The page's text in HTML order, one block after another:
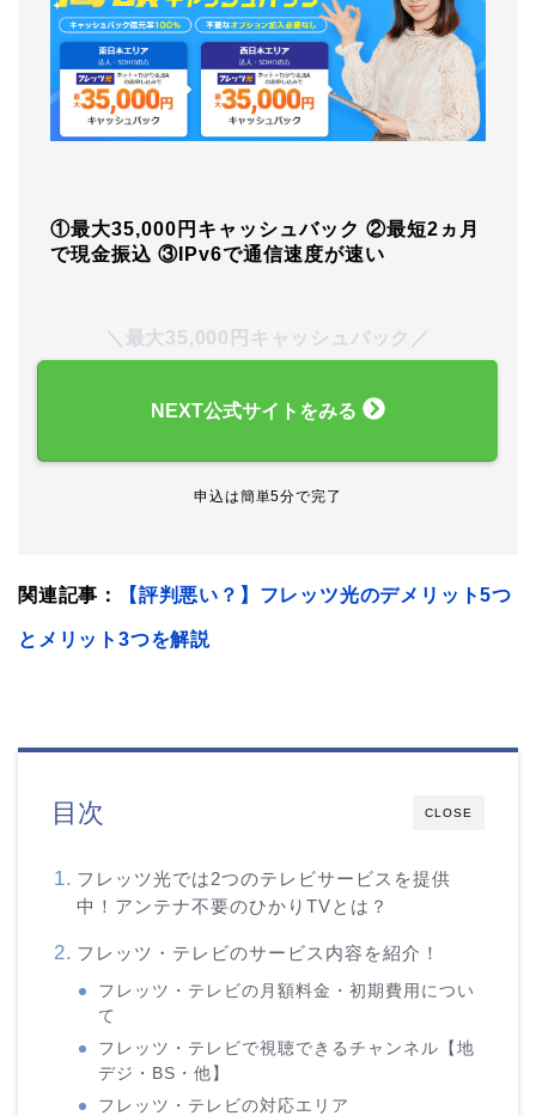
①最大35,000円キャッシュバック ②最短2ヵ月
で現金振込 ③IPv6で通信速度が速い
＼最大35,000円キャッシュバック／
NEXT公式サイトをみる
申込は簡単5分で完了
関連記事： 【評判悪い？】フレッツ光のデメリット5つ
とメリット3つを解説
CLOSE
目次
フレッツ光では2つのテレビサービスを提供
中！アンテナ不要のひかりTVとは？
フレッツ・テレビのサービス内容を紹介！
フレッツ・テレビの月額料金・初期費用につい
て
フレッツ・テレビで視聴できるチャンネル【地
デジ・BS・他】
フレッツ・テレビの対応エリア